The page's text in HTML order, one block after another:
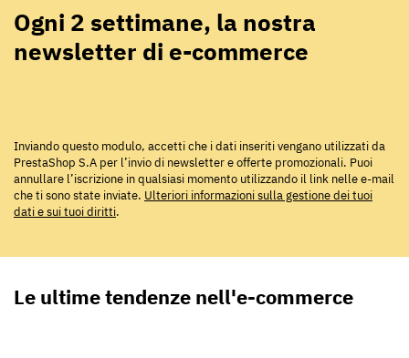
Ogni 2 settimane, la nostra
newsletter di e-commerce
Inviando questo modulo, accetti che i dati inseriti vengano utilizzati da
PrestaShop S.A per l’invio di newsletter e offerte promozionali. Puoi
annullare l’iscrizione in qualsiasi momento utilizzando il link nelle e-mail
che ti sono state inviate. Ulteriori informazioni sulla gestione dei tuoi
dati e sui tuoi diritti.
Le ultime tendenze nell'e-commerce